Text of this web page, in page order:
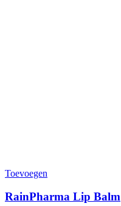
Toevoegen
RainPharma Lip Balm